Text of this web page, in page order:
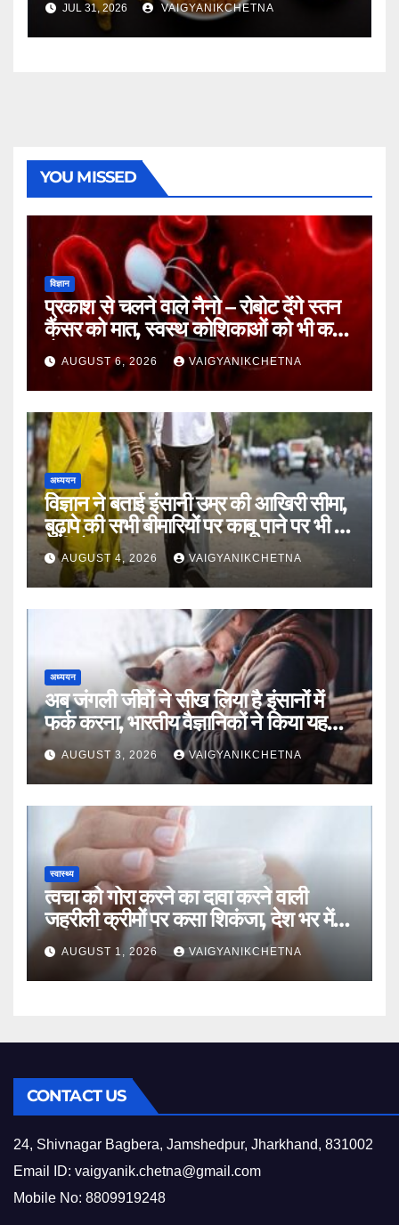
JUL 31, 2026 VAIGYANIKCHETNA
YOU MISSED
विज्ञान
प्रकाश से चलने वाले नैनो – रोबोट देंगे स्तन
कैंसर को मात, स्वस्थ कोशिकाओं को भी कम
होगा नुकसान
AUGUST 6, 2026 VAIGYANIKCHETNA
अध्ययन
विज्ञान ने बताई इंसानी उम्र की आखिरी सीमा,
बुढ़ापे की सभी बीमारियों पर काबू पाने पर भी वह
नहीं होगा ‘अमर’
AUGUST 4, 2026 VAIGYANIKCHETNA
अध्ययन
अब जंगली जीवों ने सीख लिया है इंसानों में
फर्क करना, भारतीय वैज्ञानिकों ने किया यह
खुलासा
AUGUST 3, 2026 VAIGYANIKCHETNA
स्वास्थ्य
त्वचा को गोरा करने का दावा करने वाली
जहरीली क्रीमों पर कसा शिकंजा, देश भर में
उठी प्रतिबंध की मांग
AUGUST 1, 2026 VAIGYANIKCHETNA
CONTACT US
24, Shivnagar Bagbera, Jamshedpur, Jharkhand, 831002
Email ID: vaigyanik.chetna@gmail.com
Mobile No: 8809919248